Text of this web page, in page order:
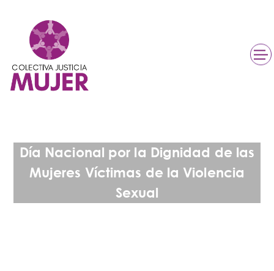
Día Nacional por la Dignidad de las
Mujeres Víctimas de la Violencia
Sexual​